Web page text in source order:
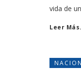
vida de
Leer